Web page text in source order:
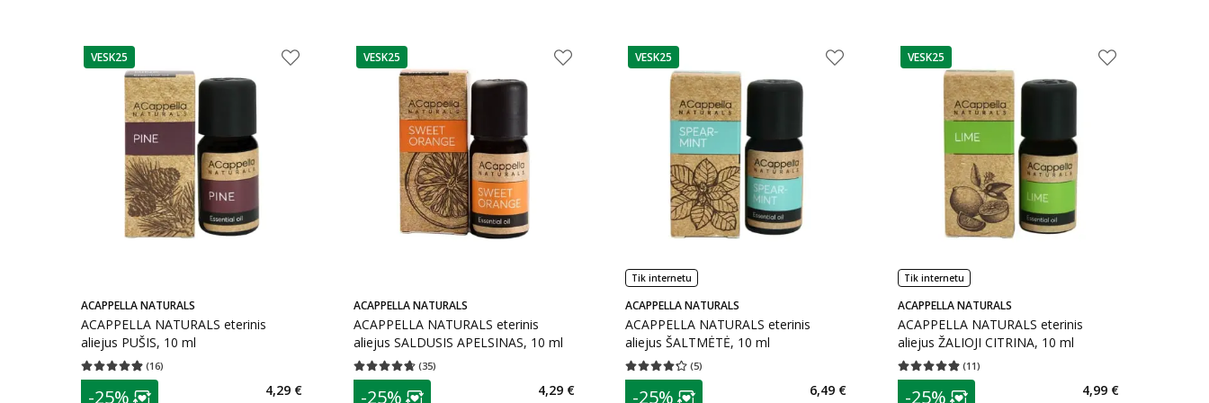
patarimas
VESK25
ACAPPELLA NATURALS
ACAPPELLA NATURALS eterinis
aliejus PUŠIS, 10 ml
(16)
Vidutinis įvertinimas 4.88
patarimas
-25% 4,29 €
patarimas
VESK25
ACAPPELLA NATURALS
ACAPPELLA NATURALS eterinis
aliejus SALDUSIS APELSINAS, 10 ml
(35)
Vidutinis įvertinimas 4.69
patarimas
-25% 4,29 €
patarimas
VESK25
Tik internetu
ACAPPELLA NATURALS
ACAPPELLA NATURALS eterinis
aliejus ŠALTMĖTĖ, 10 ml
(5)
Vidutinis įvertinimas 4.20
patarimas
-25% 6,49 €
patarimas
VESK25
Tik internetu
ACAPPELLA NATURALS
ACAPPELLA NATURALS eterinis
aliejus ŽALIOJI CITRINA, 10 ml
(11)
Vidutinis įvertinimas 4.91
patarimas
-25% 4,99 €